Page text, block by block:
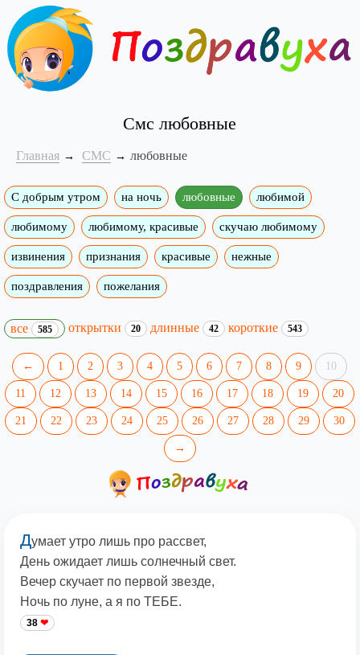
Смс любовные
Главная СМС любовные
С добрым утром на ночь любовные любимой
любимому любимому, красивые скучаю любимому
извинения признания красивые нежные
поздравления пожелания
все 585 открытки 20 длинные 42 короткие 543
← 1 2 3 4 5 6 7 8 9 10
11 12 13 14 15 16 17 18 19 20
21 22 23 24 25 26 27 28 29 30
→
Думает утро лишь про рассвет,
День ожидает лишь солнечный свет.
Вечер скучает по первой звезде,
Ночь по луне, а я по ТЕБЕ.
38